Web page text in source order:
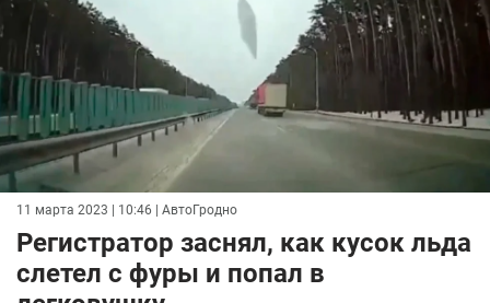
11 марта 2023 | 10:46 | АвтоГродно
Регистратор заснял, как кусок льда
слетел с фуры и попал в